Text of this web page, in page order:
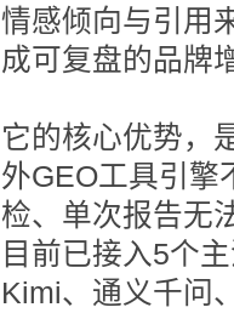
情感倾向与引用
成可复盘的品牌
它的核心优势，
外GEO工具引擎
检、单次报告无
目前已接入5个
Kimi、通义千问